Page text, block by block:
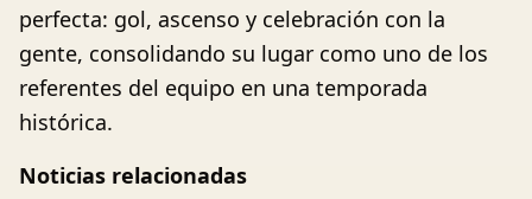
perfecta: gol, ascenso y celebración con la
gente, consolidando su lugar como uno de los
referentes del equipo en una temporada
histórica.
Noticias relacionadas